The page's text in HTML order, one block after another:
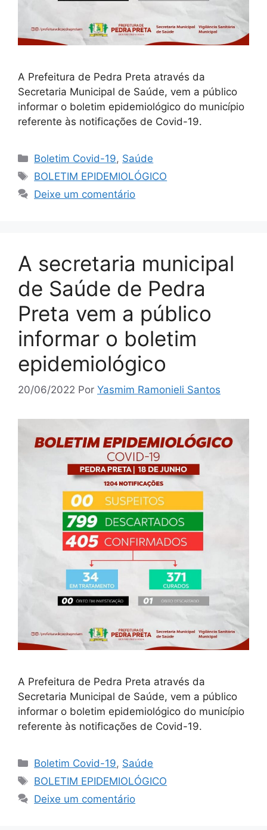
A Prefeitura de Pedra Preta através da
Secretaria Municipal de Saúde, vem a público
informar o boletim epidemiológico do município
referente às notificações de Covid-19.
Boletim Covid-19, Saúde
BOLETIM EPIDEMIOLÓGICO
Deixe um comentário
A secretaria municipal
de Saúde de Pedra
Preta vem a público
informar o boletim
epidemiológico
20/06/2022 Por Yasmim Ramonieli Santos
A Prefeitura de Pedra Preta através da
Secretaria Municipal de Saúde, vem a público
informar o boletim epidemiológico do município
referente às notificações de Covid-19.
Boletim Covid-19, Saúde
BOLETIM EPIDEMIOLÓGICO
Deixe um comentário